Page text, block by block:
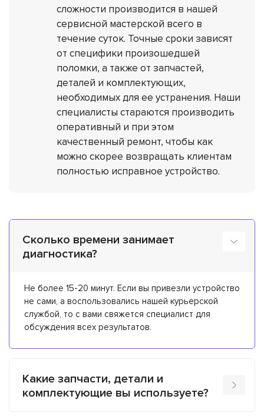
сложности производится в нашей
сервисной мастерской всего в
течение суток. Точные сроки зависят
от специфики произошедшей
поломки, а также от запчастей,
деталей и комплектующих,
необходимых для ее устранения. Наши
специалисты стараются производить
оперативный и при этом
качественный ремонт, чтобы как
можно скорее возвращать клиентам
полностью исправное устройство.
Сколько времени занимает
диагностика?
Не более 15-20 минут. Если вы привезли устройство
не сами, а воспользовались нашей курьерской
службой, то с вами свяжется специалист для
обсуждения всех результатов.
Какие запчасти, детали и
комплектующие вы используете?